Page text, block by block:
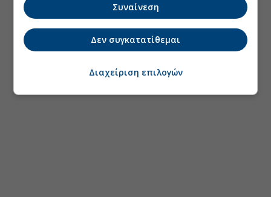
Συναίνεση
Δεν συγκατατίθεμαι
Διαχείριση επιλογών